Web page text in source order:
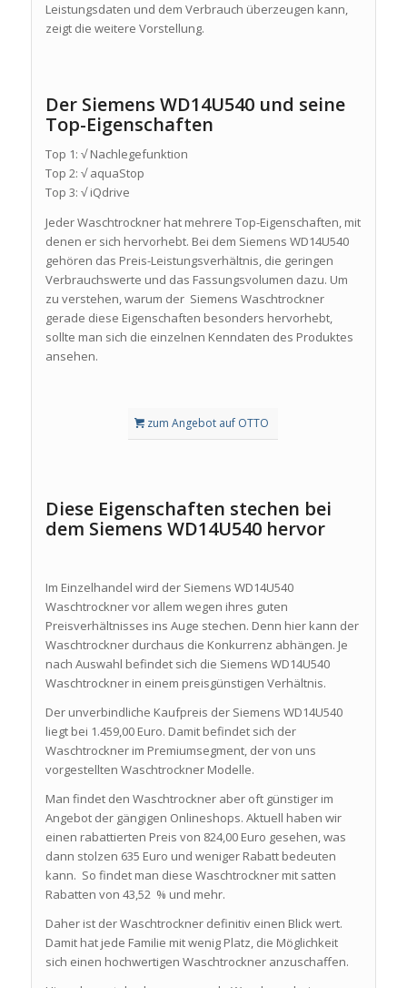
Leistungsdaten und dem Verbrauch überzeugen kann,
zeigt die weitere Vorstellung.
Der Siemens WD14U540 und seine
Top-Eigenschaften
Top 1: √ Nachlegefunktion
Top 2: √ aquaStop
Top 3: √ iQdrive
Jeder Waschtrockner hat mehrere Top-Eigenschaften, mit
denen er sich hervorhebt. Bei dem Siemens WD14U540
gehören das Preis-Leistungsverhältnis, die geringen
Verbrauchswerte und das Fassungsvolumen dazu. Um
zu verstehen, warum der Siemens Waschtrockner
gerade diese Eigenschaften besonders hervorhebt,
sollte man sich die einzelnen Kenndaten des Produktes
ansehen.
zum Angebot auf OTTO
Diese Eigenschaften stechen bei
dem Siemens WD14U540 hervor
Im Einzelhandel wird der Siemens WD14U540
Waschtrockner vor allem wegen ihres guten
Preisverhältnisses ins Auge stechen. Denn hier kann der
Waschtrockner durchaus die Konkurrenz abhängen. Je
nach Auswahl befindet sich die Siemens WD14U540
Waschtrockner in einem preisgünstigen Verhältnis.
Der unverbindliche Kaufpreis der Siemens WD14U540
liegt bei 1.459,00 Euro. Damit befindet sich der
Waschtrockner im Premiumsegment, der von uns
vorgestellten Waschtrockner Modelle.
Man findet den Waschtrockner aber oft günstiger im
Angebot der gängigen Onlineshops. Aktuell haben wir
einen rabattierten Preis von 824,00 Euro gesehen, was
dann stolzen 635 Euro und weniger Rabatt bedeuten
kann. So findet man diese Waschtrockner mit satten
Rabatten von 43,52 % und mehr.
Daher ist der Waschtrockner definitiv einen Blick wert.
Damit hat jede Familie mit wenig Platz, die Möglichkeit
sich einen hochwertigen Waschtrockner anzuschaffen.